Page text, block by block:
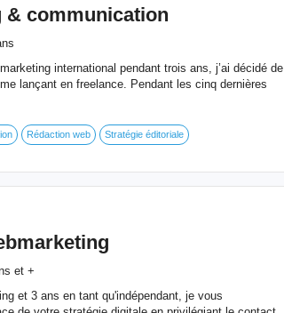
& communication
international pendant trois ans, j’ai décidé de
lançant en freelance. Pendant les cinq dernières
Rédaction web Stratégie éditoriale
et +
et 3 ans en tant qu'indépendant, je vous